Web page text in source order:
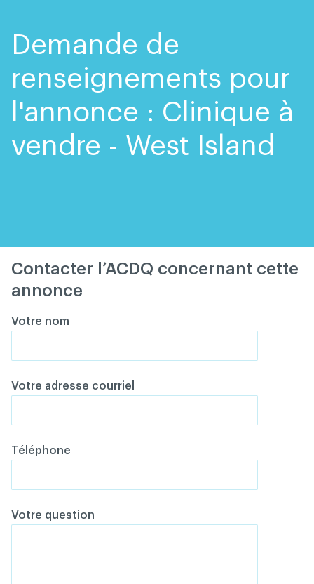
Demande de
renseignements pour
l'annonce : Clinique à
vendre - West Island
Contacter l’ACDQ concernant cette
annonce
Votre nom
Votre adresse courriel
Téléphone
Votre question